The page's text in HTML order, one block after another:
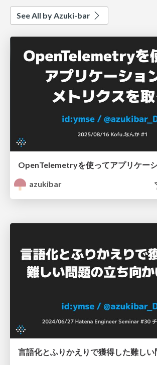
See All by Azuki-bar
azukibar